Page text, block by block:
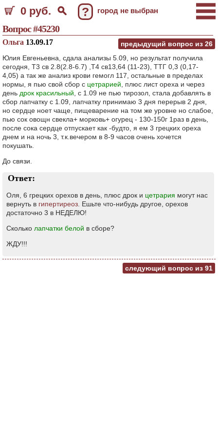
0 руб. ? город не выбран
Вопрос #45230
предыдущий вопрос из 26
Ольга 13.09.17
Юлия Евгеньевна, сдала анализы 5.09, но результат получила
сегодня, Т3 св 2.8(2.8-6.7) ,Т4 св13,64 (11-23), ТТГ 0,3 (0,17-
4,05) а так же анализ крови гемогл 117, остальные в пределах
нормы, я пью свой сбор с цетрарией , плюс лист ореха и через
день дрок красильный , с 1.09 не пью тирозол, стала добавлять в
сбор лапчатку с 1.09, лапчатку принимаю 3 дня перерыв 2 дня,
но сердце ноет чаще, пищеварение на том же уровне но слабое,
пью сок овощн свекла+ морковь+ огурец - 130-150г 1раз в день,
после сока сердце отпускает как -будто, я ем 3 грецких ореха
днем и на ночь 3, т.к.вечером в 8-9 часов очень хочется
покушать.
До связи.
Ответ:
Оля, 6 грецких орехов в день, плюс дрок и цетрария могут нас
вернуть в гипертиреоз . Ешьте что-нибудь другое, орехов
достаточно 3 в НЕДЕЛЮ!
Сколько лапчатки белой в сборе?
ЖДУ!!!
следующий вопрос из 91